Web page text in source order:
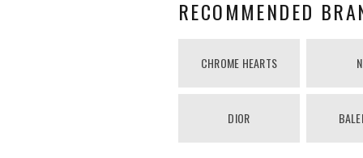
RECOMMENDED
CHROME HEARTS
DIOR